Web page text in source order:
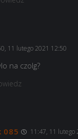
11 lutego 2021 12:50
na czolg?
085 11:47, 11 lutego